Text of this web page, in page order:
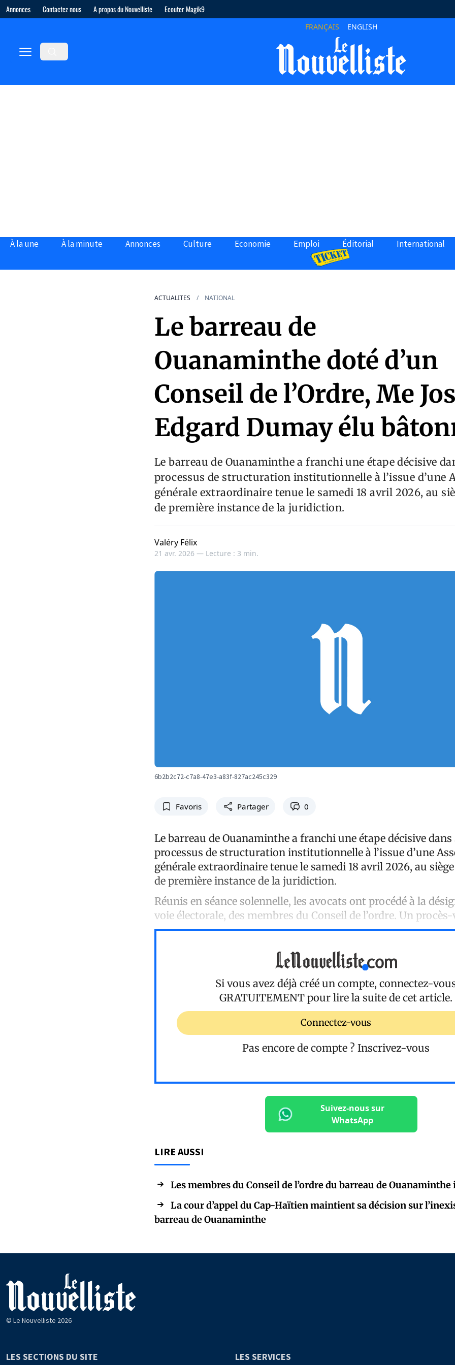
Annonces Contactez nous A propos du Nouvelliste Ecouter Magik9
FRANÇAIS ENGLISH
À la une À la minute Annonces Culture Economie Emploi Éditorial International
ACTUALITES NATIONAL
Le barreau de
Ouanaminthe doté d’un
Conseil de l’Ordre, Me
Edgard Dumay élu
Le barreau de Ouanaminthe a franchi une étape décisive
processus de structuration institutionnelle à l’issue d’une
générale extraordinaire tenue le samedi 18 avril 2026, au
de première instance de la juridiction.
Valéry Félix
21 avr. 2026 — Lecture : 3 min.
6b2b2c72-c7a8-47e3-a83f-827ac245c329
Favoris Partager 0
Le barreau de Ouanaminthe a franchi une étape décisive dans
processus de structuration institutionnelle à l’issue d’une
générale extraordinaire tenue le samedi 18 avril 2026, au
de première instance de la juridiction.
Réunis en séance solennelle, les avocats ont procédé à la
voie électorale, des membres du Conseil de l’ordre. Un
Si vous avez déjà créé un compte, connectez-
GRATUITEMENT pour lire la suite de cet article.
Connectez-vous
Pas encore de compte ? Inscrivez-vous
Suivez-nous sur
WhatsApp
LIRE AUSSI
Les membres du Conseil de l’ordre du barreau de
La cour d’appel du Cap-Haïtien maintient sa décision sur
barreau de Ouanaminthe
© Le Nouvelliste 2026
LES SECTIONS DU SITE LES SERVICES